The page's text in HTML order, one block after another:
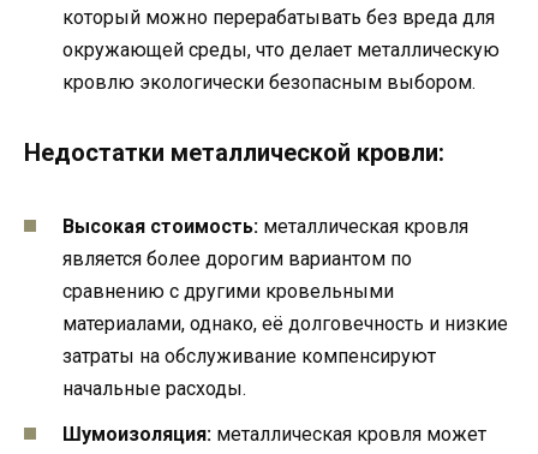
который можно перерабатывать без вреда для
окружающей среды, что делает металлическую
кровлю экологически безопасным выбором.
Недостатки металлической кровли:
Высокая стоимость: металлическая кровля
является более дорогим вариантом по
сравнению с другими кровельными
материалами, однако, её долговечность и низкие
затраты на обслуживание компенсируют
начальные расходы.
Шумоизоляция: металлическая кровля может